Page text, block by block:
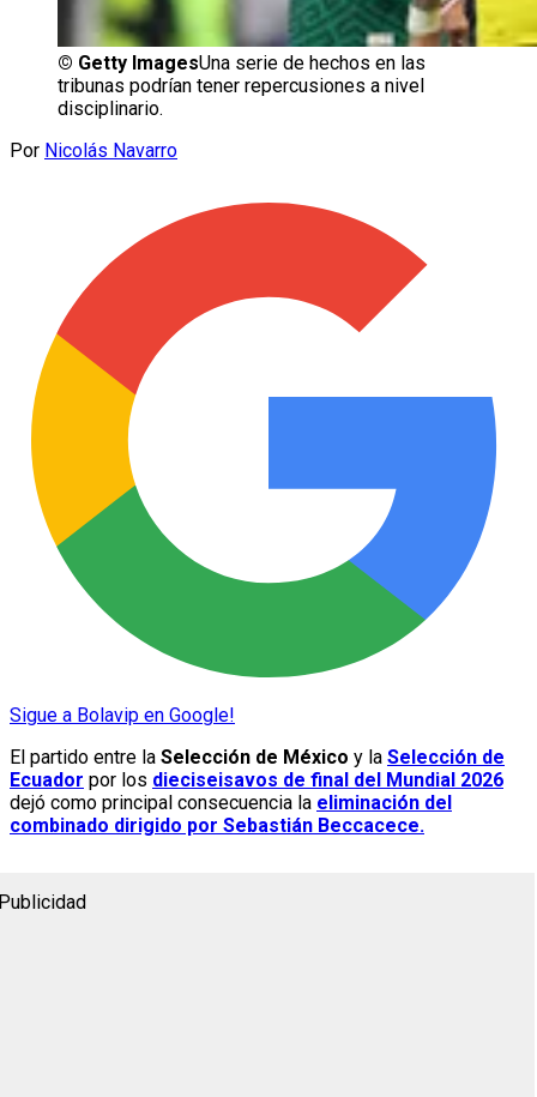
© Getty ImagesUna serie de hechos en las
tribunas podrían tener repercusiones a nivel
disciplinario.
Por Nicolás Navarro
Sigue a Bolavip en Google!
El partido entre la Selección de México y la Selección de
Ecuador por los dieciseisavos de final del Mundial 2026
dejó como principal consecuencia la eliminación del
combinado dirigido por Sebastián Beccacece.